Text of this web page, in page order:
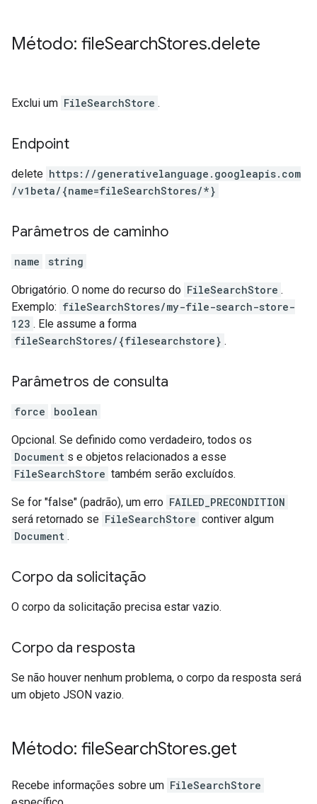
Método: fileSearchStores.delete
Exclui um FileSearchStore .
Endpoint
delete https: / /generativelanguage.googleapis.com
/v1beta/{name=fileSearchStores/*}
Parâmetros de caminho
name string
Obrigatório. O nome do recurso do FileSearchStore .
Exemplo: fileSearchStores/my-file-search-store-
123 . Ele assume a forma
fileSearchStores/{filesearchstore} .
Parâmetros de consulta
force boolean
Opcional. Se definido como verdadeiro, todos os
Document s e objetos relacionados a esse
FileSearchStore também serão excluídos.
Se for "false" (padrão), um erro FAILED_PRECONDITION
será retornado se FileSearchStore contiver algum
Document .
Corpo da solicitação
O corpo da solicitação precisa estar vazio.
Corpo da resposta
Se não houver nenhum problema, o corpo da resposta será
um objeto JSON vazio.
Método: fileSearchStores.get
Recebe informações sobre um FileSearchStore